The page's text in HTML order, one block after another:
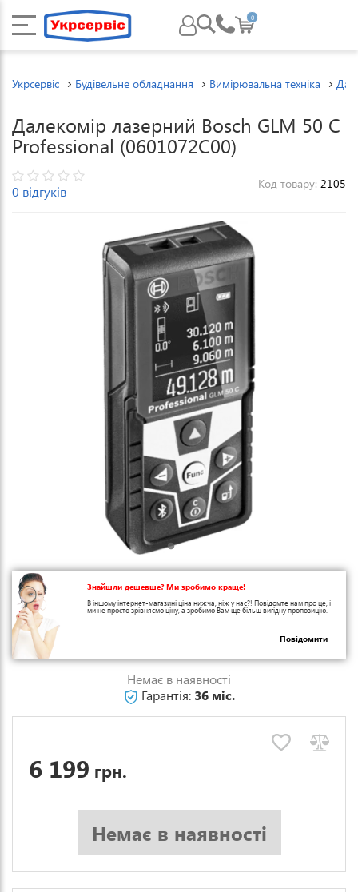
0
Укрсервіс Будівельне обладнання Вимірювальна техніка
Далекомір лазерний Bosch GLM 50 C
Professional (0601072C00)
0 відгуків Код товару: 2105
Знайшли дешевше? Ми зробимо краще!
В іншому інтернет-магазині ціна нижча, ніж у нас?! Повідомте нам про це, і
ми не просто зрівняємо ціну, а зробимо Вам ще більш вигідну пропозицію.
Повідомити
Немає в наявності
Гарантія: 36 міс.
6 199 грн.
Немає в наявності